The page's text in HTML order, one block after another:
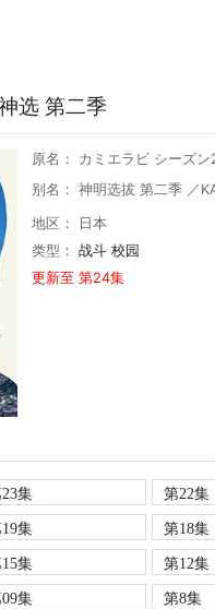
选 第二季
原名： カミエラビ シーズン
别名： 神明选拔 第二季 ／
地区： 日本
类型： 战斗 校园
更新至 第24集
集 第22集
集 第18集
集 第12集
集 第8集